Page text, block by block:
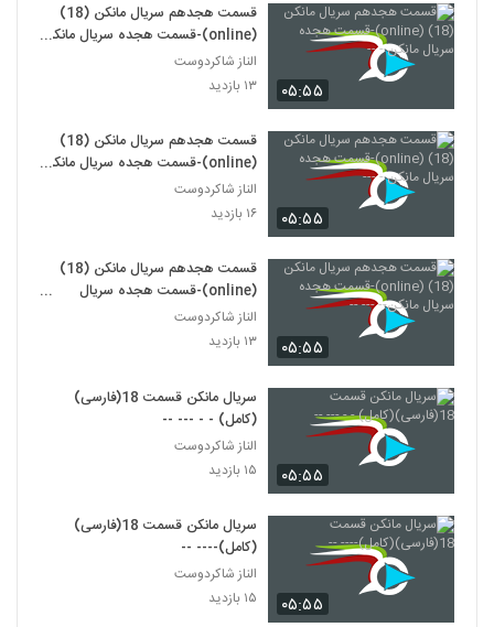
۰۵:۵۵
قسمت هجدهم سریال مانکن (18)
(online)-قسمت هجده سریال مانکن
- --
الناز شاکردوست
۱۳ بازدید
۰۵:۵۵
قسمت هجدهم سریال مانکن (18)
(online)-قسمت هجده سریال مانکن
- ---
الناز شاکردوست
۱۶ بازدید
۰۵:۵۵
قسمت هجدهم سریال مانکن (18)
(online)-قسمت هجده سریال
مانکن-- --- --
الناز شاکردوست
۱۳ بازدید
۰۵:۵۵
سریال مانکن قسمت 18(فارسی)
(کامل) - - --- --
الناز شاکردوست
۱۵ بازدید
۰۵:۵۵
سریال مانکن قسمت 18(فارسی)
(کامل)---- --
الناز شاکردوست
۱۵ بازدید